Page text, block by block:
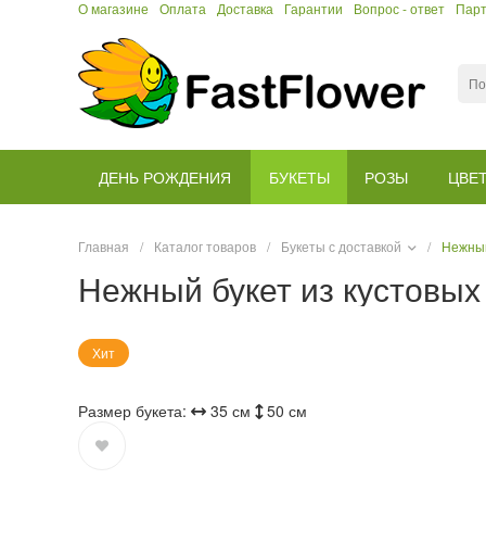
О магазине Оплата Доставка Гарантии Вопрос - ответ
ДЕНЬ РОЖДЕНИЯ БУКЕТЫ РОЗЫ
Главная / Каталог товаров / Букеты с доставкой /
Нежный букет из
Хит
Размер букета: 35 см 50 см